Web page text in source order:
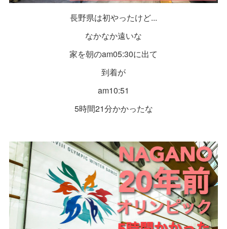
長野県は初やったけど...
なかなか遠いな
家を朝のam05:30に出て
到着が
am10:51
5時間21分かかったな